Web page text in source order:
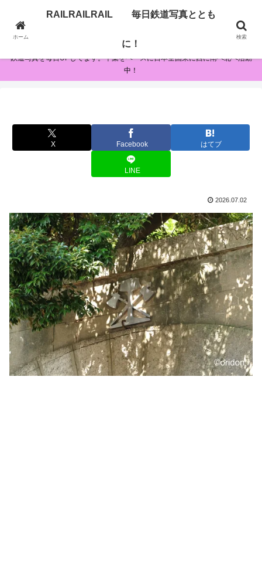
RAILRAILRAIL 毎日鉄道写真とともに！
鉄道写真を毎日UPしてます。千葉をベースに日本全国東に西に南へ北へ活動
中！
X Facebook はてブ
LINE
2026.07.02
ホーム
RAILRAILRAIL 毎日鉄道写真ととも
に！
検索